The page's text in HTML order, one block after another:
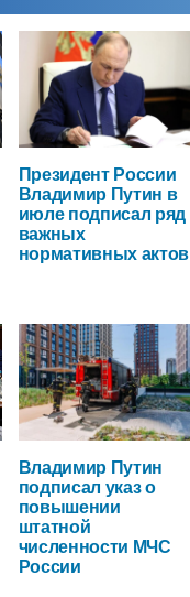
Президент России
Владимир Путин в
июле подписал ряд
важных
нормативных актов
Владимир Путин
подписал указ о
повышении
штатной
численности МЧС
России